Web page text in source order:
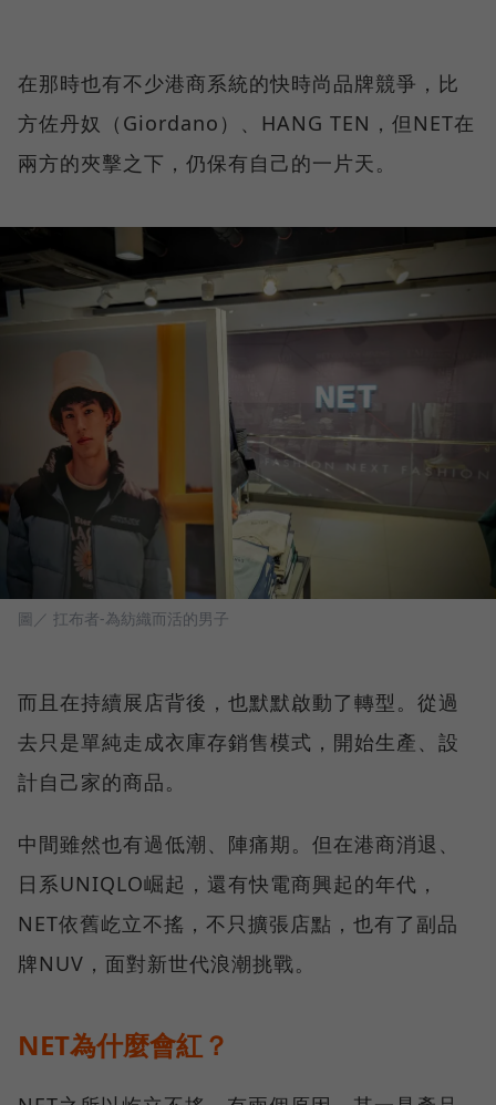
在那時也有不少港商系統的快時尚品牌競爭，比
方佐丹奴（Giordano）、HANG TEN，但NET在
兩方的夾擊之下，仍保有自己的一片天。
圖／ 扛布者-為紡織而活的男子
而且在持續展店背後，也默默啟動了轉型。從過
去只是單純走成衣庫存銷售模式，開始生產、設
計自己家的商品。
中間雖然也有過低潮、陣痛期。但在港商消退、
日系UNIQLO崛起，還有快電商興起的年代，
NET依舊屹立不搖，不只擴張店點，也有了副品
牌NUV，面對新世代浪潮挑戰。
NET為什麼會紅？